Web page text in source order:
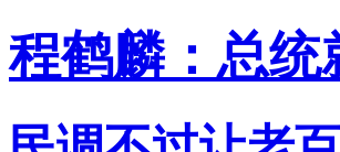
程鹤麟：总统